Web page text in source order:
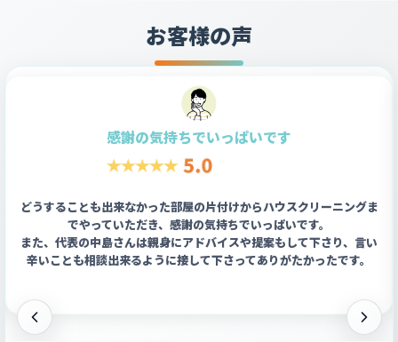
お客様の声
感謝の気持ちでいっぱいです
どうすることも出来なかった部屋の片付けからハウスクリーニングま
でやっていただき、感謝の気持ちでいっぱいです。
また、代表の中島さんは親身にアドバイスや提案もして下さり、言い
辛いことも相談出来るように接して下さってありがたかったです。